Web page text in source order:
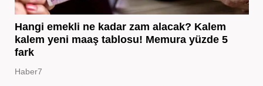
Hangi emekli ne kadar zam alacak? Kalem
kalem yeni maaş tablosu! Memura yüzde 5
fark
Haber7